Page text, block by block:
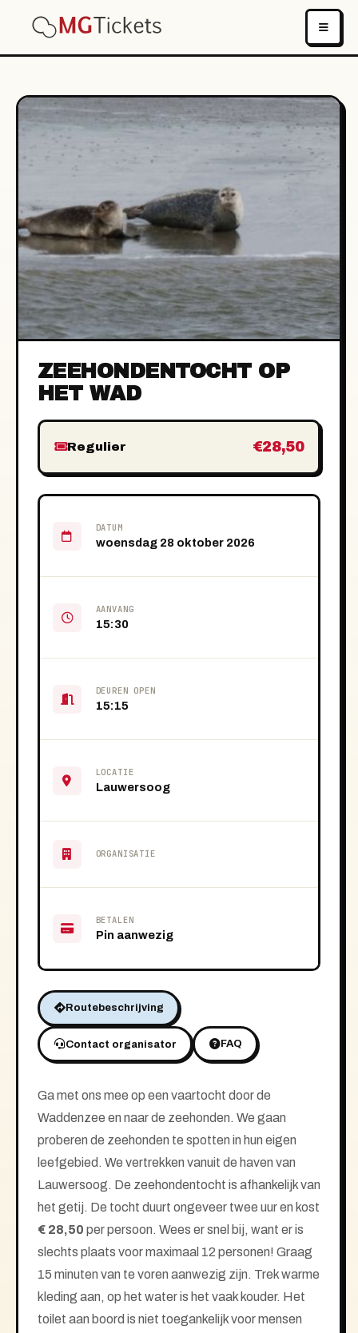
ZEEHONDENTOCHT OP
HET WAD
Regulier €28,50
DATUM
woensdag 28 oktober 2026
AANVANG
15:30
DEUREN OPEN
15:15
LOCATIE
Lauwersoog
ORGANISATIE
BETALEN
Pin aanwezig
Routebeschrijving
Contact organisator FAQ
Ga met ons mee op een vaartocht door de
Waddenzee en naar de zeehonden. We gaan
proberen de zeehonden te spotten in hun eigen
leefgebied. We vertrekken vanuit de haven van
Lauwersoog. De zeehondentocht is afhankelijk van
het getij. De tocht duurt ongeveer twee uur en kost
€ 28,50 per persoon. Wees er snel bij, want er is
slechts plaats voor maximaal 12 personen! Graag
15 minuten van te voren aanwezig zijn. Trek warme
kleding aan, op het water is het vaak kouder. Het
toilet aan boord is niet toegankelijk voor mensen